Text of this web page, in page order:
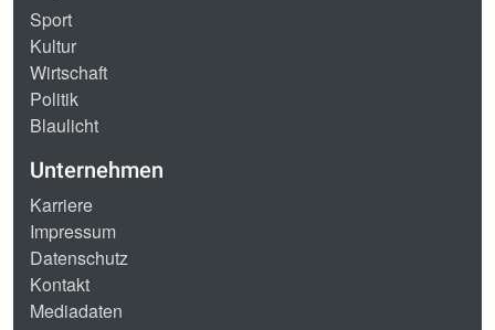
Sport
Kultur
Wirtschaft
Politik
Blaulicht
Unternehmen
Karriere
Impressum
Datenschutz
Kontakt
Mediadaten